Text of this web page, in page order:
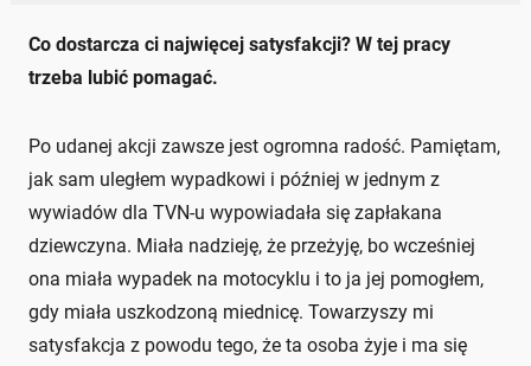
Co dostarcza ci najwięcej satysfakcji? W tej pracy
trzeba lubić pomagać.
Po udanej akcji zawsze jest ogromna radość. Pamiętam,
jak sam uległem wypadkowi i później w jednym z
wywiadów dla TVN-u wypowiadała się zapłakana
dziewczyna. Miała nadzieję, że przeżyję, bo wcześniej
ona miała wypadek na motocyklu i to ja jej pomogłem,
gdy miała uszkodzoną miednicę. Towarzyszy mi
satysfakcja z powodu tego, że ta osoba żyje i ma się